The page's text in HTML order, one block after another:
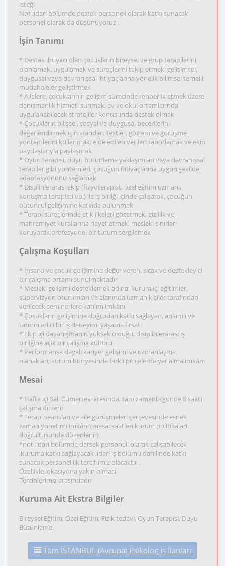
isteği
Not :idari bölümde destek personeli olarak katkı sunacak
personel olarak da düşünüyoruz .
İşin Tanımı
* Destek ihtiyacı olan çocukların bireysel ve grup terapilerini
planlamak, uygulamak ve süreçlerini takip etmek; gelişimsel,
duygusal veya davranışsal ihtiyaçlarına yönelik bilimsel temelli
müdahaleler geliştirmek
* Ailelere, çocuklarının gelişim sürecinde rehberlik etmek üzere
danışmanlık hizmeti sunmak; ev ve okul ortamlarında
uygulanabilecek stratejiler konusunda destek olmak
* Çocukların bilişsel, sosyal ve duygusal becerilerini
değerlendirmek için standart testler, gözlem ve görüşme
yöntemlerini kullanmak; elde edilen verileri raporlamak ve ekip
paydaşlarıyla paylaşmak
* Oyun terapisi, duyu bütünleme yaklaşımları veya davranışsal
terapiler gibi yöntemleri, çocuğun ihtiyaçlarına uygun şekilde
adaptasyonunu sağlamak
* Displinlerarası ekip (fizyoterapist, özel eğitim uzmanı,
konuşma terapisti vb.) ile iş birliği içinde çalışarak, çocuğun
bütüncül gelişimine katkıda bulunmak
* Terapi süreçlerinde etik ilkeleri gözetmek, gizlilik ve
mahremiyet kurallarına riayet etmek; mesleki sınırları
koruyarak profesyonel bir tutum sergilemek
Çalışma Koşulları
* İnsana ve çocuk gelişimine değer veren, sıcak ve destekleyici
bir çalışma ortamı sunulmaktadır
* Mesleki gelişimi desteklemek adına, kurum içi eğitimler,
süpervizyon oturumları ve alanında uzman kişiler tarafından
verilecek seminerlere katılım imkânı
* Çocukların gelişimine doğrudan katkı sağlayan, anlamlı ve
tatmin edici bir iş deneyimi yaşama fırsatı
* Ekip içi dayanışmanın yüksek olduğu, disiplinlerarası iş
birliğine açık bir çalışma kültürü
* Performansa dayalı kariyer gelişimi ve uzmanlaşma
olanakları; kurum bünyesinde farklı projelerde yer alma imkânı
Mesai
* Hafta içi Salı Cumartesi arasında, tam zamanlı (günde 8 saat)
çalışma düzeni
* Terapi seansları ve aile görüşmeleri çerçevesinde esnek
zaman yönetimi imkânı (mesai saatleri kurum politikaları
doğrultusunda düzenlenir)
*not :idari bölümde dersek personeli olarak çalışabilecek
,kuruma katkı sağlayacak ,idari iş bölümü dahilinde katkı
sunacak personel ilk tercihimiz olacaktır .
Özellikle lokasiyona yakın olması
Tercihlerimiz arasındadır
Kuruma Ait Ekstra Bilgiler
Bireysel Eğitim, Özel Eğitim, Fizik tedavi, Oyun Terapisi, Duyu
Bütünleme.
Tüm İSTANBUL (Avrupa) Psikolog İş İlanları